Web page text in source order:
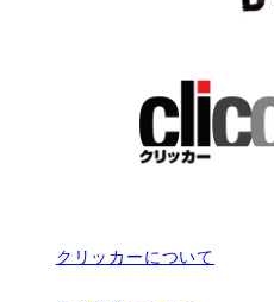
クリッカーについて